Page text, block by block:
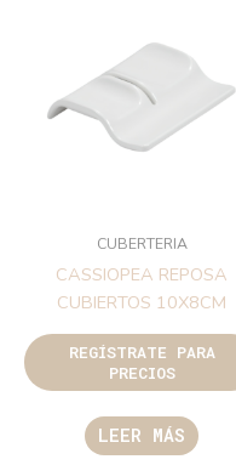
CUBERTERIA
CASSIOPEA REPOSA
CUBIERTOS 10X8CM
REGÍSTRATE PARA
PRECIOS
LEER MÁS